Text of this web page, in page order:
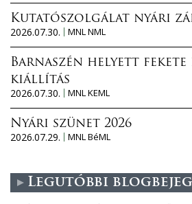
Kutatószolgálat nyári
2026.07.30.
MNL NML
Barnaszén helyett fekete
kiállítás
2026.07.30.
MNL KEML
Nyári szünet 2026
2026.07.29.
MNL BéML
Legutóbbi